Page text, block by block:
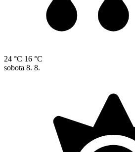
24 °C 16 °C
sobota 8. 8.